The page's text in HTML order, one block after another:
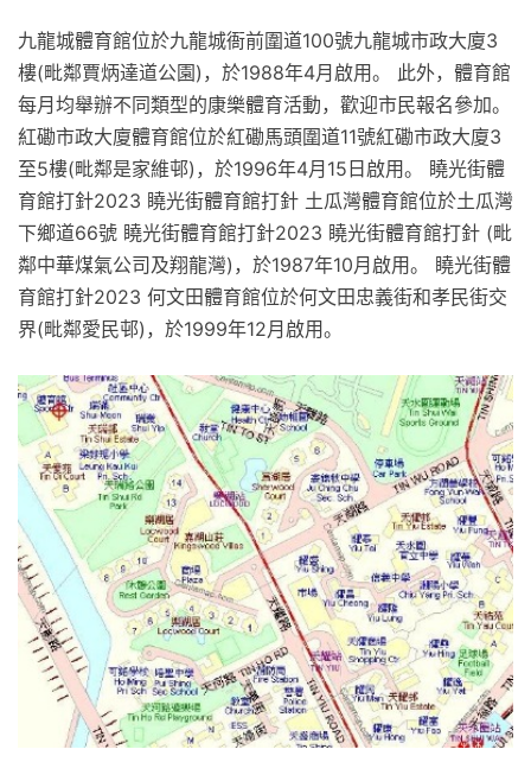
九龍城體育館位於九龍城衙前圍道100號九龍城市政大廈3
樓(毗鄰賈炳達道公園)，於1988年4月啟用。 此外，體育館
每月均舉辦不同類型的康樂體育活動，歡迎市民報名參加。
紅磡市政大廈體育館位於紅磡馬頭圍道11號紅磡市政大廈3
至5樓(毗鄰是家維邨)，於1996年4月15日啟用。 䁱光街體
育館打針2023 䁱光街體育館打針 土瓜灣體育館位於土瓜灣
下鄉道66號 䁱光街體育館打針2023 䁱光街體育館打針 (毗
鄰中華煤氣公司及翔龍灣)，於1987年10月啟用。 䁱光街體
育館打針2023 何文田體育館位於何文田忠義街和孝民街交
界(毗鄰愛民邨)，於1999年12月啟用。